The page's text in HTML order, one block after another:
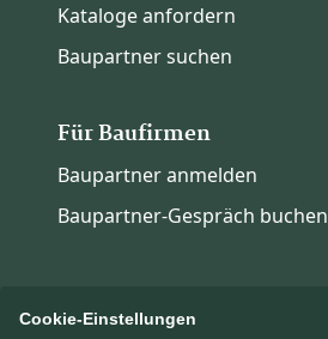
Kataloge anfordern
Baupartner suchen
Für Baufirmen
Baupartner anmelden
Baupartner-Gespräch buchen
Cookie-Einstellungen